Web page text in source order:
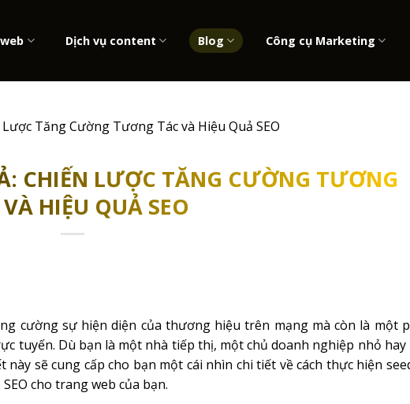
Dịch vụ content Blog Công cụ Marketing
Tăng Cường Tương Tác và Hiệu Quả SEO
CHIẾN LƯỢC TĂNG CƯỜNG TƯƠNG
HIỆU QUẢ SEO
cường sự hiện diện của thương hiệu trên mạng mà còn là một
tuyến. Dù bạn là một nhà tiếp thị, một chủ doanh nghiệp nhỏ hay
sẽ cung cấp cho bạn một cái nhìn chi tiết về cách thực hiện
cho trang web của bạn.